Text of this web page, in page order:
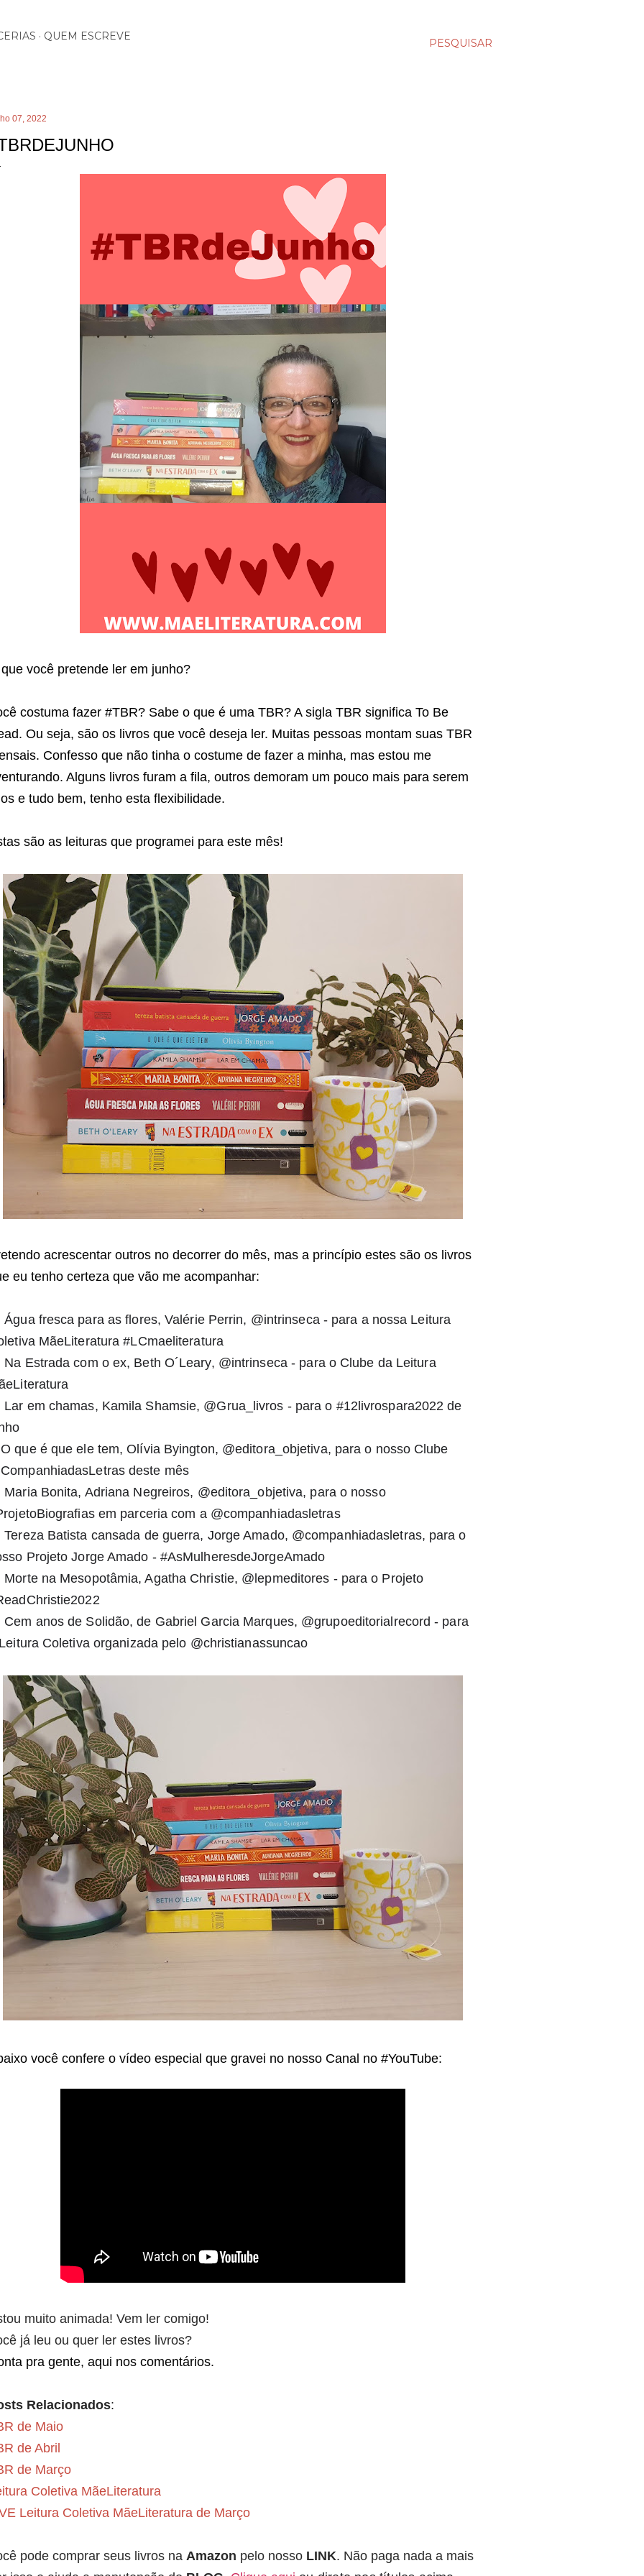
PESQUISAR
QUEM ESCREVE
07, 2022
você pretende ler em junho?
costuma fazer #TBR? Sabe o que é uma TBR? A sigla TBR significa To Be
Ou seja, são os livros que você deseja ler. Muitas pessoas montam suas TBR
Confesso que não tinha o costume de fazer a minha, mas estou me
Alguns livros furam a fila, outros demoram um pouco mais para serem
e tudo bem, tenho esta flexibilidade.
são as leituras que programei para este mês!
acrescentar outros no decorrer do mês, mas a princípio estes são os livros
eu tenho certeza que vão me acompanhar:⁣⁣
Água fresca para as flores, Valérie Perrin, @intrinseca - para a nossa Leitura
MãeLiteratura #LCmaeliteratura⁣⁣
Na Estrada com o ex, Beth O´Leary, @intrinseca ⁣⁣- para o Clube da Leitura
Lar em chamas, Kamila Shamsie, @Grua_livros - para o #12livrospara2022 de
que é que ele tem, Olívia Byington, @editora_objetiva, para o nosso Clube
deste mês⁣⁣
Maria Bonita, Adriana Negreiros, @editora_objetiva, para o nosso
em parceria com a @companhiadasletras⁣
Tereza Batista cansada de guerra, Jorge Amado, @companhiadasletras, para o
Projeto Jorge Amado - #AsMulheresdeJorge⁣Amado
Morte na Mesopotâmia, Agatha Christie, @lepmeditores - para o Projeto
Cem anos de Solidão, de Gabriel Garcia Marques, @grupoeditorialrecord - para
Coletiva organizada pelo @christianassuncao
você confere o vídeo especial que gravei no nosso Canal no #YouTube:
muito animada! Vem ler comigo!
já leu ou quer ler estes livros?
pra gente, aqui nos comentários.
Relacionados:
de Maio
de Abril
de Março
Coletiva MãeLiteratura
Leitura Coletiva MãeLiteratura de Março
pode comprar seus livros na Amazon pelo nosso LINK. Não paga nada a mais